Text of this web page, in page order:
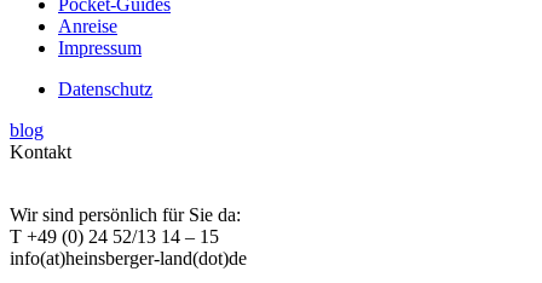
Pocket-Guides
Anreise
Impressum
Datenschutz
blog
Kontakt
Wir sind persönlich für Sie da:
T +49 (0) 24 52/13 14 – 15
info(at)heinsberger-land(dot)de